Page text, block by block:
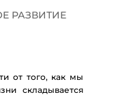
РАЗВИТИЕ
от того, как мы
складывается